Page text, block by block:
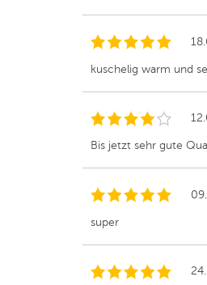
kuschelig warm und
Bis jetzt sehr gute
super